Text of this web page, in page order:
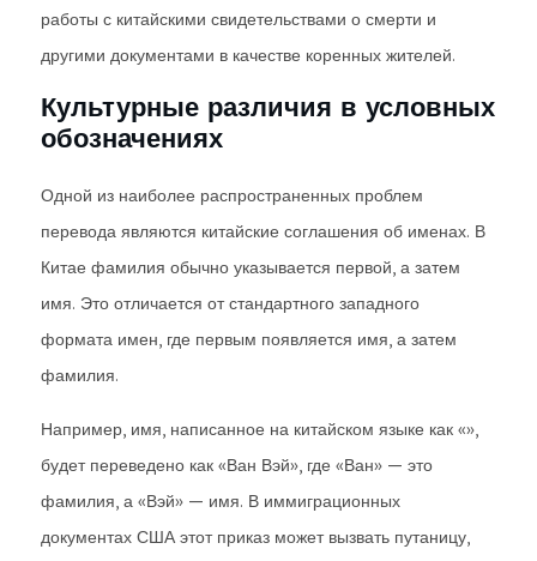
работы с китайскими свидетельствами о смерти и
другими документами в качестве коренных жителей.
Культурные различия в условных
обозначениях
Одной из наиболее распространенных проблем
перевода являются китайские соглашения об именах. В
Китае фамилия обычно указывается первой, а затем
имя. Это отличается от стандартного западного
формата имен, где первым появляется имя, а затем
фамилия.
Например, имя, написанное на китайском языке как «»,
будет переведено как «Ван Вэй», где «Ван» — это
фамилия, а «Вэй» — имя. В иммиграционных
документах США этот приказ может вызвать путаницу,